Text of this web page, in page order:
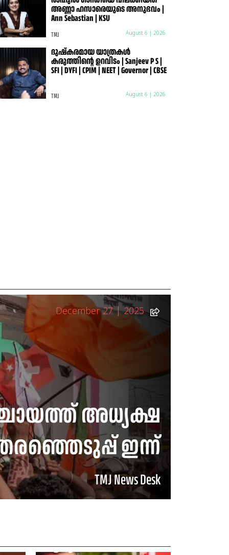
അണ്ണാ ഹസാരെയുടെ അനുഭവം |
Ann Sebastian | KSU
TMJ August 6 | 2026
ദുഷ്കരമായ യാത്രകൾ
കരുത്തിന്റെ ഉറവിടം | Sanjeev P S |
SFI | DYFI | CPIM | NEET | Governor | CBSE
TMJ August 6 | 2026
December 27 | 2025
അധ്യക്ഷ
ഇന്ന്
TMJ News Desk
ജയിലിൽ നിന്ന്
മത്സരിച്ച് ജയിച്ചു; 20
വർഷം കഠിനതടവ്
ശിക്ഷിക്കപ്പെട്ട
ആറു ദിവസത്തെ